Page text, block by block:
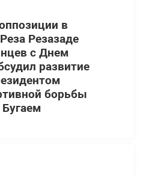
в
Резазаде
с Днем
развитие
борьбы